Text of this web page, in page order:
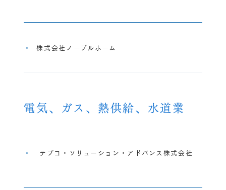
株式会社ノーブルホーム
電気、ガス、熱供給、水道業
テプコ・ソリューション・アドバンス株式会社